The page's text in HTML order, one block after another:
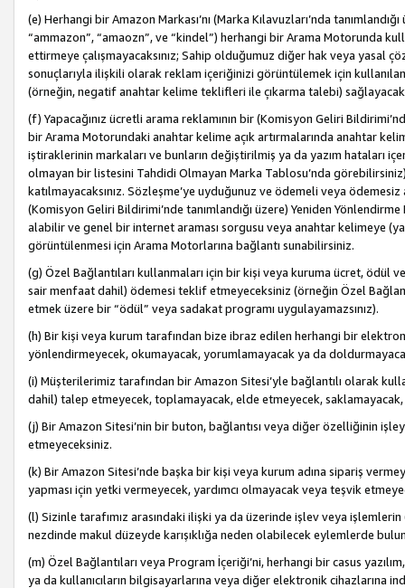
(e) Herhangi bir Amazon Markası’nı (Marka Kılavuzları’nda
“ammazon”, “amaozn”, ve “kindel”) herhangi bir Arama Motorunda
ettirmeye çalışmayacaksınız; Sahip olduğumuz diğer hak veya yasal
sonuçlarıyla ilişkili olarak reklam içeriğinizi görüntülemek için
(örneğin, negatif anahtar kelime teklifleri ile çıkarma talebi)
(f) Yapacağınız ücretli arama reklamının bir (Komisyon Geliri
bir Arama Motorundaki anahtar kelime açık artırmalarında anahtar
iştiraklerinin markaları ve bunların değiştirilmiş ya da yazım hataları
olmayan bir listesini Tahdidi Olmayan Marka Tablosu’nda
katılmayacaksınız. Sözleşme’ye uyduğunuz ve ödemeli veya
(Komisyon Geliri Bildirimi’nde tanımlandığı üzere) Yeniden
alabilir ve genel bir internet araması sorgusu veya anahtar kelimeye
görüntülenmesi için Arama Motorlarına bağlantı sunabilirsiniz.
(g) Özel Bağlantıları kullanmaları için bir kişi veya kuruma ücret, ödül
sair menfaat dahil) ödemesi teklif etmeyeceksiniz (örneğin Özel
etmek üzere bir “ödül” veya sadakat programı uygulayamazsınız).
(h) Bir kişi veya kurum tarafından bize ibraz edilen herhangi bir
yönlendirmeyecek, okumayacak, yorumlamayacak ya da
(i) Müşterilerimiz tarafından bir Amazon Sitesi’yle bağlantılı olarak
dahil) talep etmeyecek, toplamayacak, elde etmeyecek,
(j) Bir Amazon Sitesi’nin bir buton, bağlantısı veya diğer özelliğinin
etmeyeceksiniz.
(k) Bir Amazon Sitesi’nde başka bir kişi veya kurum adına sipariş
yapması için yetki vermeyecek, yardımcı olmayacak veya teşvik
(l) Sizinle tarafımız arasındaki ilişki ya da üzerinde işlev veya
nezdinde makul düzeyde karışıklığa neden olabilecek eylemlerde
(m) Özel Bağlantıları veya Program İçeriği’ni, herhangi bir casus
ya da kullanıcıların bilgisayarlarına veya diğer elektronik